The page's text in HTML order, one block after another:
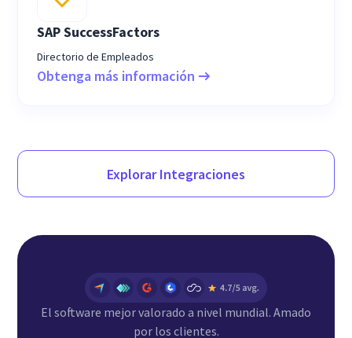
SAP SuccessFactors
Directorio de Empleados
Obtenga más información
Explorar Integraciones
El software mejor valorado a nivel mundial. Amado
por los clientes.